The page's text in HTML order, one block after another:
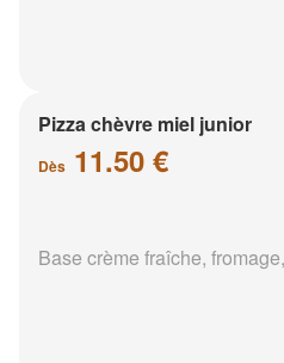
Pizza chèvre miel junior
Dès 11.50 €
Base crème fraîche,